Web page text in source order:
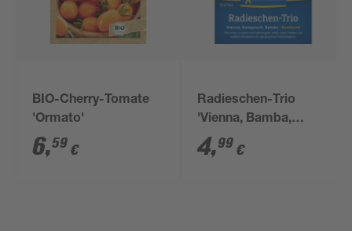
BIO-Cherry-Tomate
'Ormato'
6,59 €
Radieschen-Trio
'Vienna, Bamba,
Rampouch' Saatband
5 m
4,99 €